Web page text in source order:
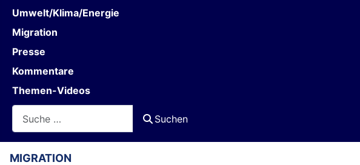
Umwelt/Klima/Energie
Migration
Presse
Kommentare
Themen-Videos
Suchen
MIGRATION